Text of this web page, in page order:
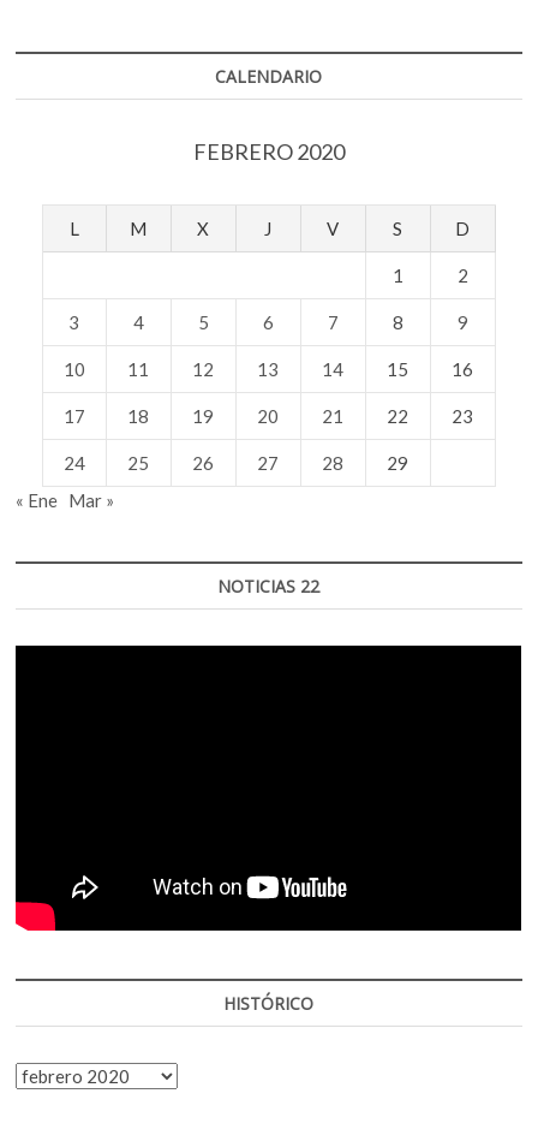
CALENDARIO
FEBRERO 2020
L M X J V S D
1 2
3 4 5 6 7 8 9
10 11 12 13 14 15 16
17 18 19 20 21 22 23
24 25 26 27 28
29
« Ene Mar »
NOTICIAS 22
HISTÓRICO
HISTÓRICO